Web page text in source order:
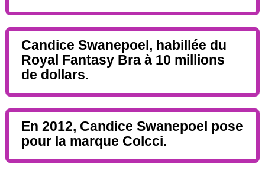
Candice Swanepoel, habillée du
Royal Fantasy Bra à 10 millions
de dollars.
En 2012, Candice Swanepoel pose
pour la marque Colcci.